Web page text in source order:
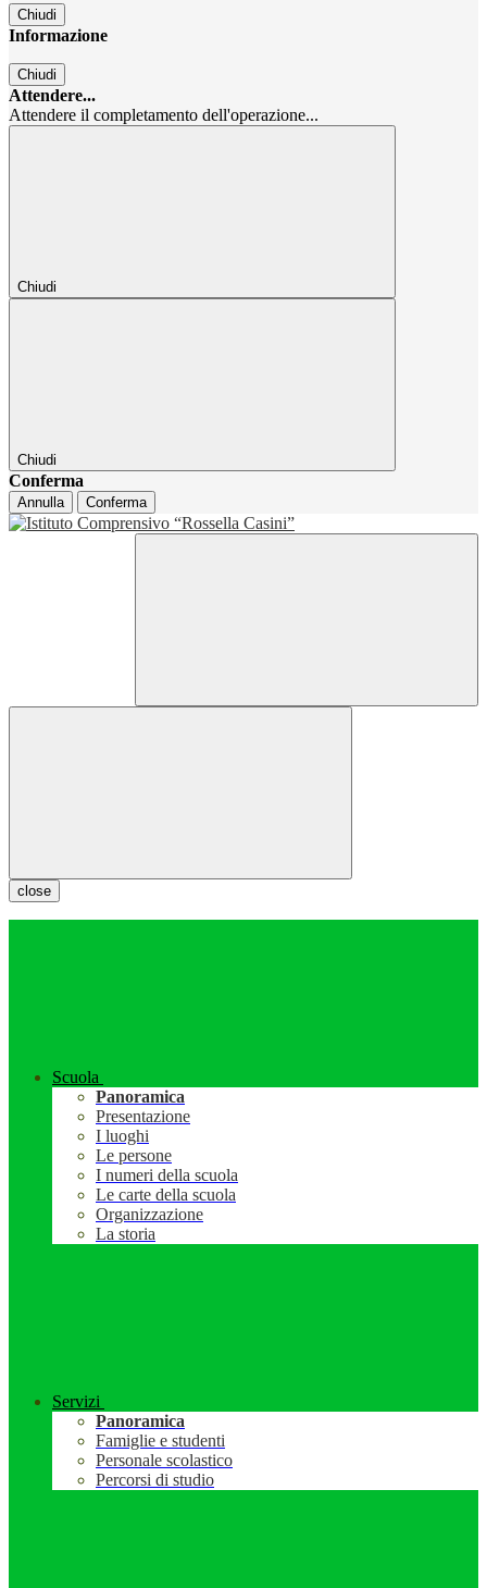
Chiudi
Informazione
Chiudi
Attendere...
Attendere il completamento dell'operazione...
Chiudi
Chiudi
Conferma
Annulla Conferma
close
Scuola
Panoramica
Presentazione
I luoghi
Le persone
I numeri della scuola
Le carte della scuola
Organizzazione
La storia
Servizi
Panoramica
Famiglie e studenti
Personale scolastico
Percorsi di studio